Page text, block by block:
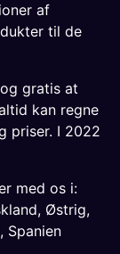
af
til de
gratis at
kan regne
priser. I 2022
med os i:
, Østrig,
, Spanien